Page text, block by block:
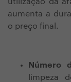
aumenta a
o preço final.
Número
limpeza